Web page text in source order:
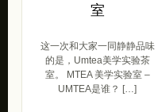
室
这一次和大家一同静静品味
的是，Umtea美学实验茶
室。 MTEA 美学实验室 –
UMTEA是谁？ […]